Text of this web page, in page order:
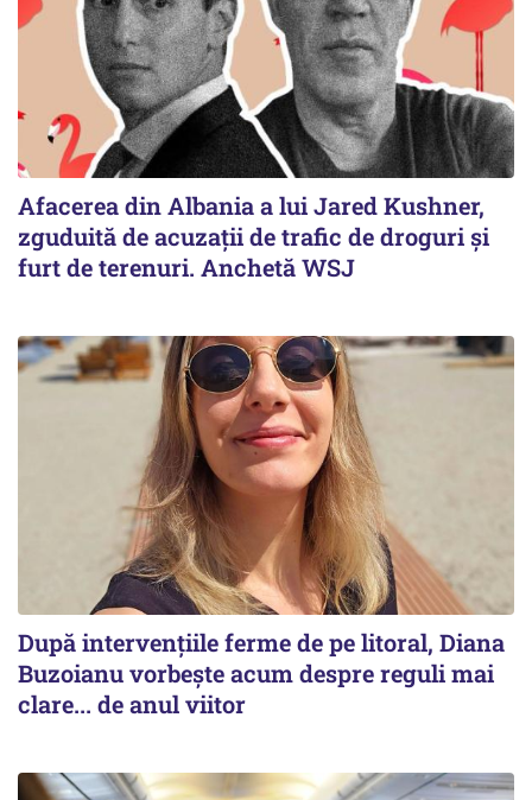
Afacerea din Albania a lui Jared Kushner,
zguduită de acuzații de trafic de droguri și
furt de terenuri. Anchetă WSJ
După intervențiile ferme de pe litoral, Diana
Buzoianu vorbește acum despre reguli mai
clare... de anul viitor